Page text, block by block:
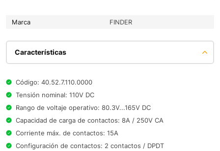
Marca FINDER
Características
Código: 40.52.7.110.0000
Tensión nominal: 110V DC
Rango de voltaje operativo: 80.3V...165V DC
Capacidad de carga de contactos: 8A / 250V CA
Corriente máx. de contactos: 15A
Configuración de contactos: 2 contactos / DPDT